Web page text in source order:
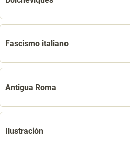
Fascismo italiano
Antigua Roma
Ilustración